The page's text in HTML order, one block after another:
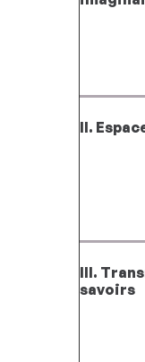
II.
III.
savoirs